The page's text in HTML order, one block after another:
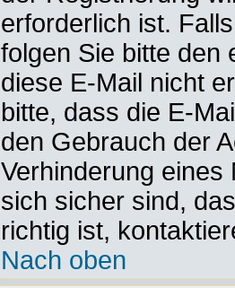
erforderlich ist.
folgen Sie bitte den
diese E-Mail nicht
bitte, dass die E-
den Gebrauch der
Verhinderung
sich sicher sind,
richtig ist,
Nach oben